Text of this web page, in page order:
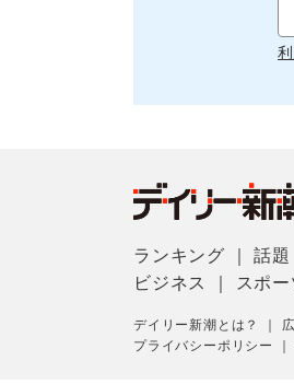
ランキング ｜話題
ビジネス
スポー
デイリー新潮とは？
プライバシーポリシー